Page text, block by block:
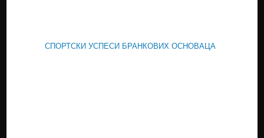
СПОРТСКИ УСПЕСИ БРАНКОВИХ ОСНОВАЦА